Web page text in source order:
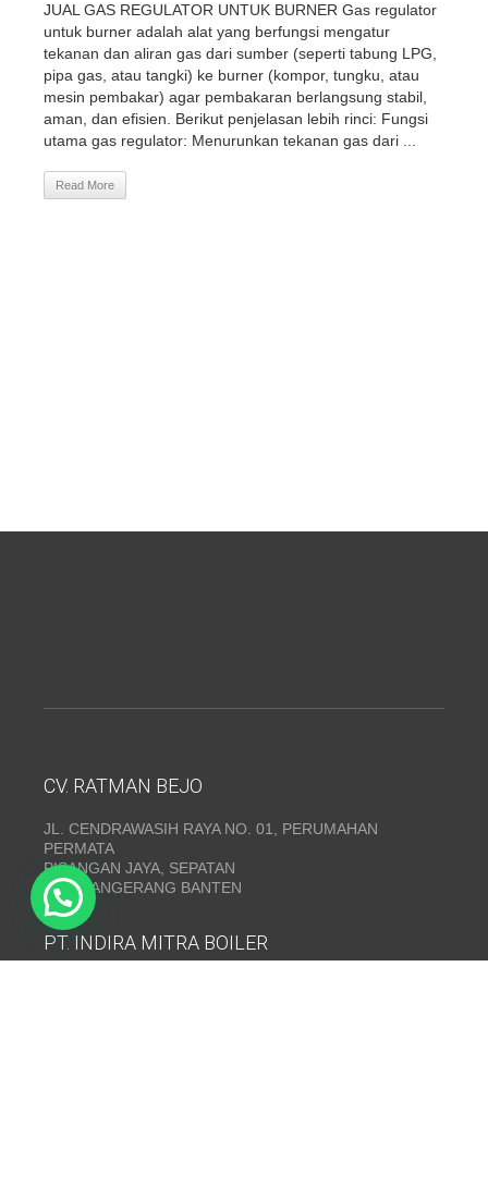
JUAL GAS REGULATOR UNTUK BURNER Gas regulator
untuk burner adalah alat yang berfungsi mengatur
tekanan dan aliran gas dari sumber (seperti tabung LPG,
pipa gas, atau tangki) ke burner (kompor, tungku, atau
mesin pembakar) agar pembakaran berlangsung stabil,
aman, dan efisien. Berikut penjelasan lebih rinci: Fungsi
utama gas regulator: Menurunkan tekanan gas dari ...
Read More
CV. RATMAN BEJO
JL. CENDRAWASIH RAYA NO. 01, PERUMAHAN
PERMATA
PISANGAN JAYA, SEPATAN
KAB. TANGERANG BANTEN
PT. INDIRA MITRA BOILER